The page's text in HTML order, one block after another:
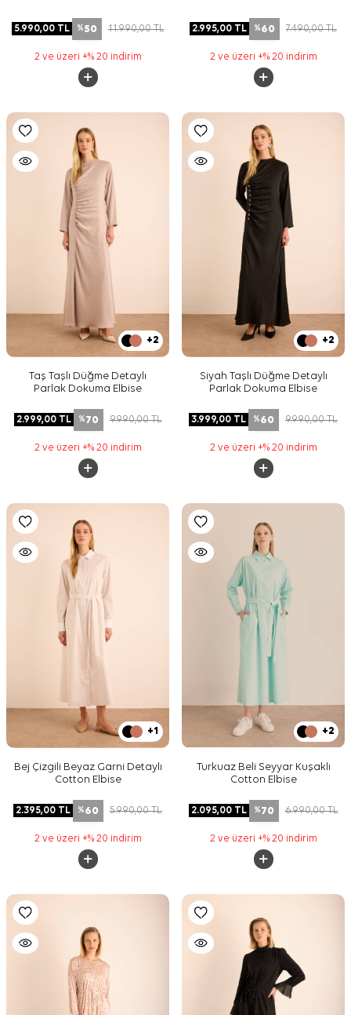
5.990,00TL %50 11.990,00TL
2 ve üzeri +% 20 indirim
2.995,00 TL %60 7.490,00TL
2 ve üzeri +% 20 indirim
+2
Taş Taşlı Düğme Detaylı
Parlak Dokuma Elbise
2.999,00TL %70 9.990,00TL
2 ve üzeri +% 20 indirim
+2
Siyah Taşlı Düğme Detaylı
Parlak Dokuma Elbise
3.999,00 TL %60 9.990,00TL
2 ve üzeri +% 20 indirim
+1
Bej Çizgili Beyaz Garni Detaylı
Cotton Elbise
2.395,00 TL %60 5.990,00TL
2 ve üzeri +% 20 indirim
+2
Turkuaz Beli Seyyar Kuşaklı
Cotton Elbise
2.095,00TL %70 6.990,00TL
2 ve üzeri +% 20 indirim